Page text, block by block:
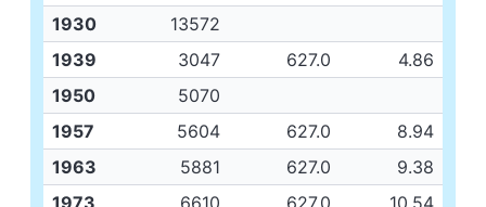
1930
13572
1939
3047 627.0
4.86
1950
5070
1957
5604 627.0
8.94
1963
5881 627.0
9.38
1973
6610 627.0 10.54